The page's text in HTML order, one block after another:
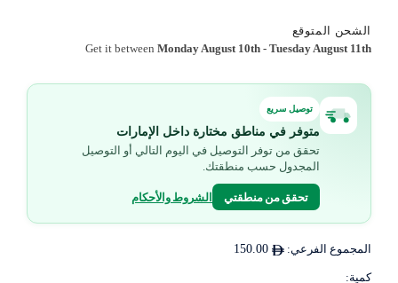
الشحن المتوقع
Get it betweenMonday August 10th -Tuesday August 11th
توصيل سريع
متوفر في مناطق مختارة داخل الإمارات
تحقق من توفر التوصيل في اليوم التالي أو التوصيل
المجدول حسب منطقتك.
تحقق من منطقتي الشروط والأحكام
المجموع الفرعي: 150.00
كمية: